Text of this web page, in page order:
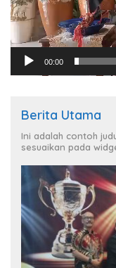
00:00
Berita Utama
Ini adalah contoh
sesuaikan pada